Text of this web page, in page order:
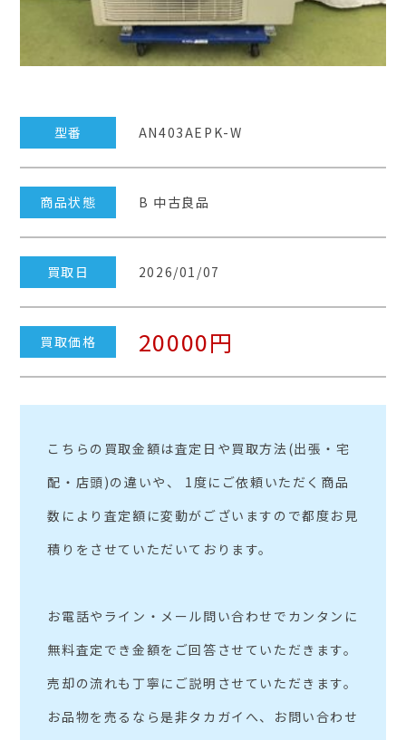
型番 AN403AEPK-W
商品状態 B 中古良品
買取日 2026/01/07
買取価格 20000円
こちらの買取金額は査定日や買取方法(出張・宅
配・店頭)の違いや、 1度にご依頼いただく商品
数により査定額に変動がございますので都度お見
積りをさせていただいております。
お電話やライン・メール問い合わせでカンタンに
無料査定でき金額をご回答させていただきます。
売却の流れも丁寧にご説明させていただきます。
お品物を売るなら是非タカガイへ、お問い合わせ